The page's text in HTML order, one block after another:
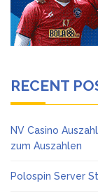
RECENT
NV Casino
zum Auszahlen
Polospin Server